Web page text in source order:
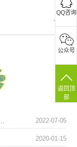
+更多
2022-07-05
2020-01-15
QQ咨询
公众号
返回顶
部